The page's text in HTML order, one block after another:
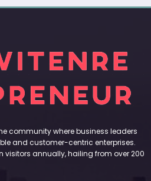
community where business leaders
and customer-centric enterprises.
visitors annually, hailing from over 200